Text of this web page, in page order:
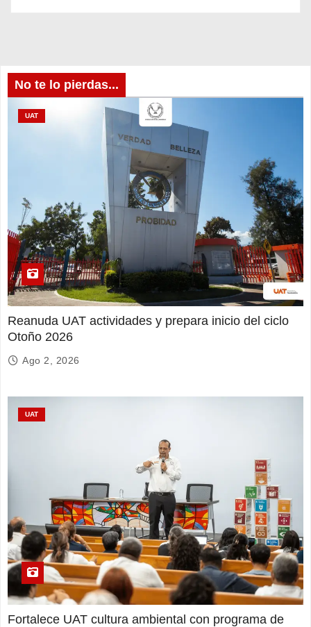
No te lo pierdas...
UAT
Reanuda UAT actividades y prepara inicio del ciclo
Otoño 2026
Ago 2, 2026
UAT
Fortalece UAT cultura ambiental con programa de